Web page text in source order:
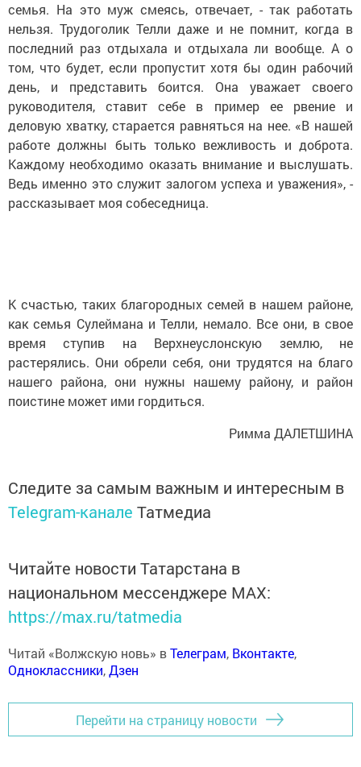
семья. На это муж смеясь, отвечает, - так работать
нельзя. Трудоголик Телли даже и не помнит, когда в
последний раз отдыхала и отдыхала ли вообще. А о
том, что будет, если пропустит хотя бы один рабочий
день, и представить боится. Она уважает своего
руководителя, ставит себе в пример ее рвение и
деловую хватку, старается равняться на нее. «В нашей
работе должны быть только вежливость и доброта.
Каждому необходимо оказать внимание и выслушать.
Ведь именно это служит залогом успеха и уважения», -
рассказывает моя собеседница.
К счастью, таких благородных семей в нашем районе,
как семья Сулеймана и Телли, немало. Все они, в свое
время ступив на Верхнеуслонскую землю, не
растерялись. Они обрели себя, они трудятся на благо
нашего района, они нужны нашему району, и район
поистине может ими гордиться.
Римма ДАЛЕТШИНА
Следите за самым важным и интересным в
Telegram-канале Татмедиа
Читайте новости Татарстана в
национальном мессенджере MАХ:
https://max.ru/tatmedia
Читай «Волжскую новь» вТелеграм, Вконтакте,
Одноклассники,Дзен
Перейти на страницу новости